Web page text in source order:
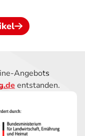
Angebots
entstanden.